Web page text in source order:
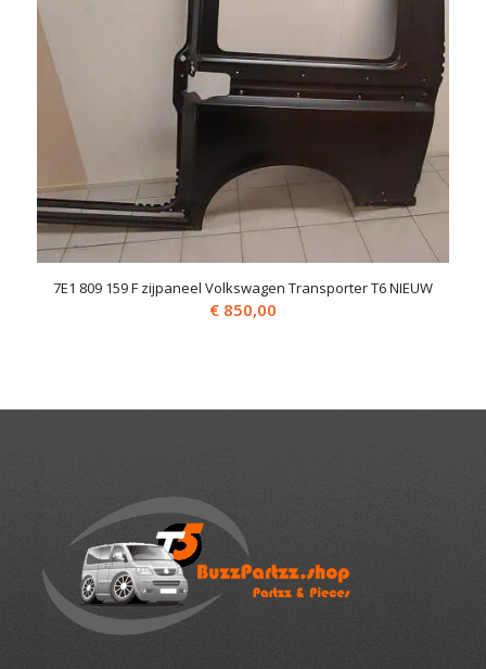
7E1 809 159 F zijpaneel Volkswagen Transporter T6 NIEUW
€850,00